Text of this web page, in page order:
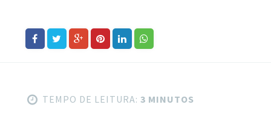
TEMPO DE LEITURA: 3 MINUTOS